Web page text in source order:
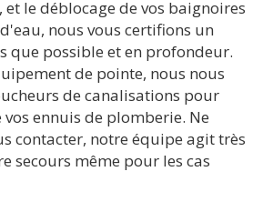
le déblocage de vos baignoires
nous vous certifions un
que possible et en profondeur.
de pointe, nous nous
de canalisations pour
ennuis de plomberie. Ne
contacter, notre équipe agit très
secours même pour les cas